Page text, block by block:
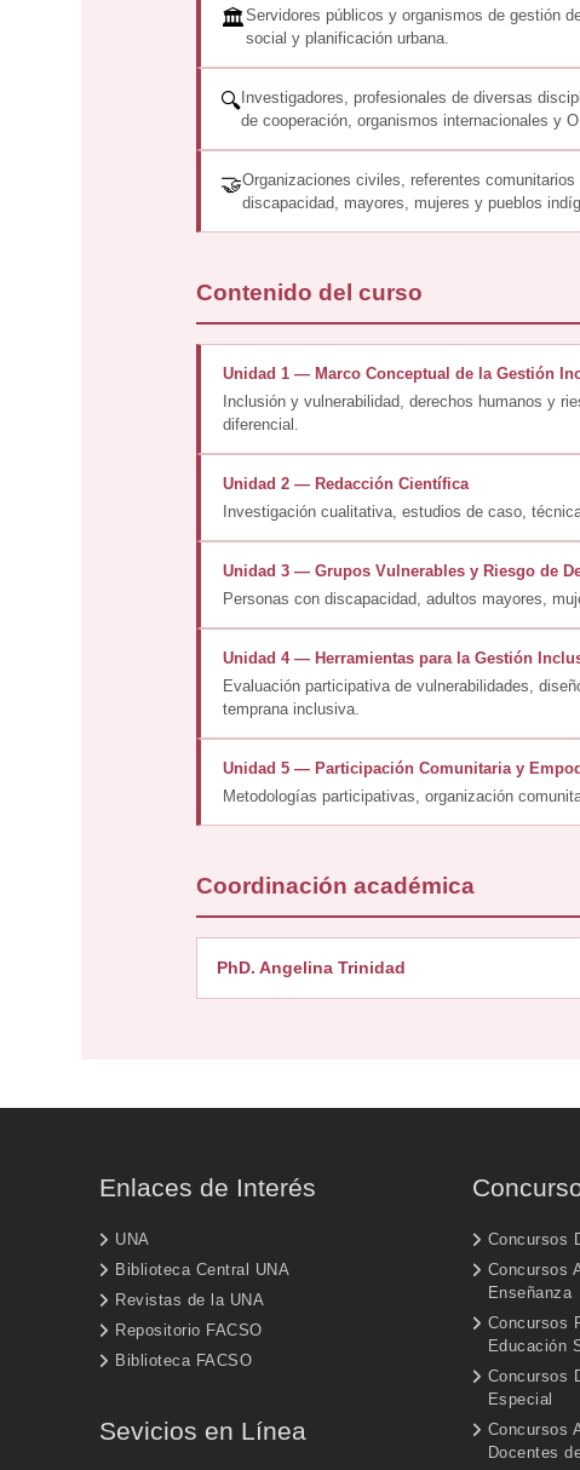
🏛️Servidores públicos y organismos de gestión
social y planificación urbana.
🔍 Investigadores, profesionales de diversas
de cooperación, organismos internacionales y
🤝Organizaciones civiles, referentes
discapacidad, mayores, mujeres y pueblos
Contenido del curso
Unidad 1 — Marco Conceptual de la Gestión
Inclusión y vulnerabilidad, derechos humanos y
diferencial.
Unidad 2 — Redacción Científica
Investigación cualitativa, estudios de caso,
Unidad 3 — Grupos Vulnerables y Riesgo de
Personas con discapacidad, adultos mayores,
Unidad 4 — Herramientas para la Gestión
Evaluación participativa de vulnerabilidades,
temprana inclusiva.
Unidad 5 — Participación Comunitaria y
Metodologías participativas, organización
Coordinación académica
PhD. Angelina Trinidad
Enlaces de Interés
UNA
Biblioteca Central UNA
Revistas de la UNA
Repositorio FACSO
Biblioteca FACSO
Sevicios en Línea
Concursos
Concursos
Enseñanza
Concursos
Educación
Concursos
Especial
Concursos
Docentes